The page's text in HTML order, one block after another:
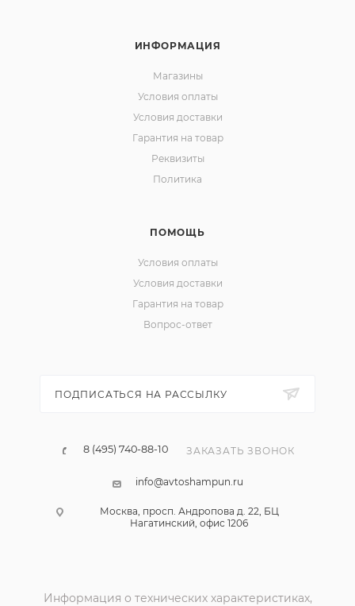
ИНФОРМАЦИЯ
Магазины
Условия оплаты
Условия доставки
Гарантия на товар
Реквизиты
Политика
ПОМОЩЬ
Условия оплаты
Условия доставки
Гарантия на товар
Вопрос-ответ
ПОДПИСАТЬСЯ НА РАССЫЛКУ
8 (495) 740-88-10 ЗАКАЗАТЬ ЗВОНОК
info@avtoshampun.ru
Москва, просп. Андропова д. 22, БЦ
Нагатинский, офис 1206
Информация о технических характеристиках,